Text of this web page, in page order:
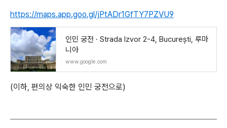
https://maps.app.goo.gl/jPtADr1GfTY7PZVU9
인민 궁전 · Strada Izvor 2-4, București, 루마
니아
www.google.com
(이하, 편의상 익숙한 인민 궁전으로)